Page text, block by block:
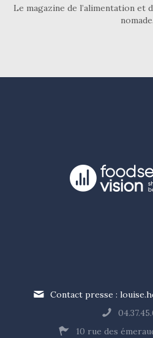
Le magazine de l’alimentation
nomade.
Contact presse :
10 rue des